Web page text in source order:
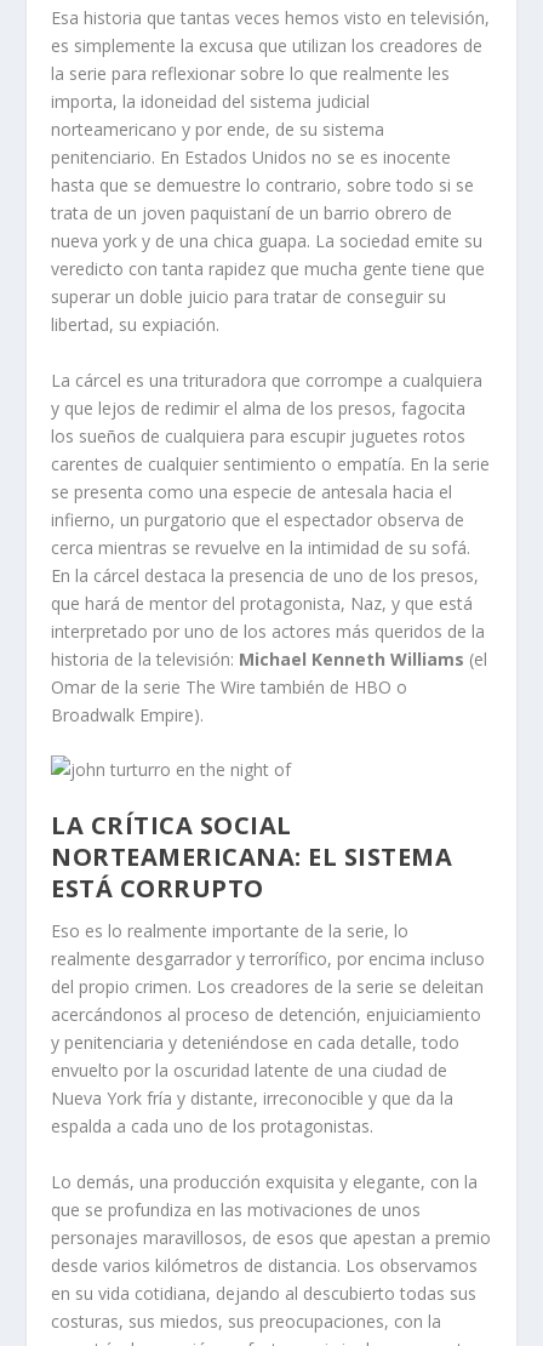
Esa historia que tantas veces hemos visto en televisión,
es simplemente la excusa que utilizan los creadores de
la serie para reflexionar sobre lo que realmente les
importa, la idoneidad del sistema judicial
norteamericano y por ende, de su sistema
penitenciario. En Estados Unidos no se es inocente
hasta que se demuestre lo contrario, sobre todo si se
trata de un joven paquistaní de un barrio obrero de
nueva york y de una chica guapa. La sociedad emite su
veredicto con tanta rapidez que mucha gente tiene que
superar un doble juicio para tratar de conseguir su
libertad, su expiación.
La cárcel es una trituradora que corrompe a cualquiera
y que lejos de redimir el alma de los presos, fagocita
los sueños de cualquiera para escupir juguetes rotos
carentes de cualquier sentimiento o empatía. En la serie
se presenta como una especie de antesala hacia el
infierno, un purgatorio que el espectador observa de
cerca mientras se revuelve en la intimidad de su sofá.
En la cárcel destaca la presencia de uno de los presos,
que hará de mentor del protagonista, Naz, y que está
interpretado por uno de los actores más queridos de la
historia de la televisión: Michael Kenneth Williams (el
Omar de la serie The Wire también de HBO o
Broadwalk Empire).
LA CRÍTICA SOCIAL
NORTEAMERICANA: EL SISTEMA
ESTÁ CORRUPTO
Eso es lo realmente importante de la serie, lo
realmente desgarrador y terrorífico, por encima incluso
del propio crimen. Los creadores de la serie se deleitan
acercándonos al proceso de detención, enjuiciamiento
y penitenciaria y deteniéndose en cada detalle, todo
envuelto por la oscuridad latente de una ciudad de
Nueva York fría y distante, irreconocible y que da la
espalda a cada uno de los protagonistas.
Lo demás, una producción exquisita y elegante, con la
que se profundiza en las motivaciones de unos
personajes maravillosos, de esos que apestan a premio
desde varios kilómetros de distancia. Los observamos
en su vida cotidiana, dejando al descubierto todas sus
costuras, sus miedos, sus preocupaciones, con la